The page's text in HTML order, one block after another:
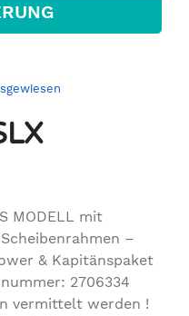
MODELL mit
–
& Kapitänspaket
2706334
vermittelt werden !